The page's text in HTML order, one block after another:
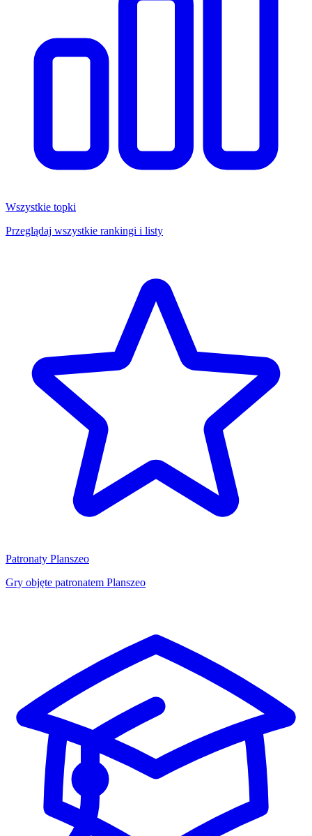
Wszystkie topki
Przeglądaj wszystkie rankingi i listy
Patronaty Planszeo
Gry objęte patronatem Planszeo